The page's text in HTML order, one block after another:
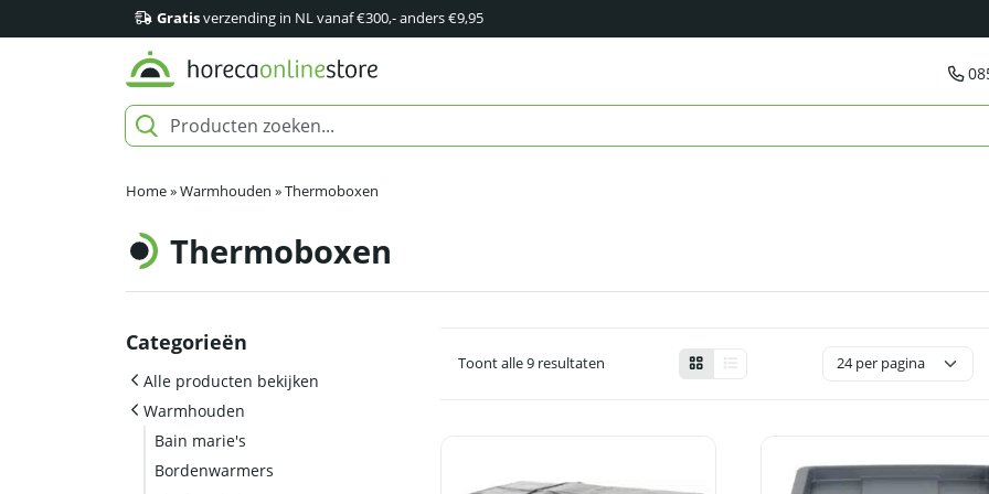
Gratisverzending in NL vanaf €300,- anders €9,95
Home»Warmhouden »Thermoboxen
Thermoboxen
Categorieën
Alle producten bekijken
Warmhouden
Bain marie's
Bordenwarmers
Toont alle 9 resultaten